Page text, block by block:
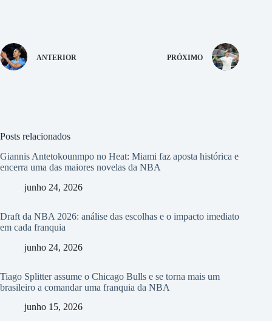
ANTERIOR PRÓXIMO
Posts relacionados
Giannis Antetokounmpo no Heat: Miami faz aposta histórica e
encerra uma das maiores novelas da NBA
junho 24, 2026
Draft da NBA 2026: análise das escolhas e o impacto imediato
em cada franquia
junho 24, 2026
Tiago Splitter assume o Chicago Bulls e se torna mais um
brasileiro a comandar uma franquia da NBA
junho 15, 2026